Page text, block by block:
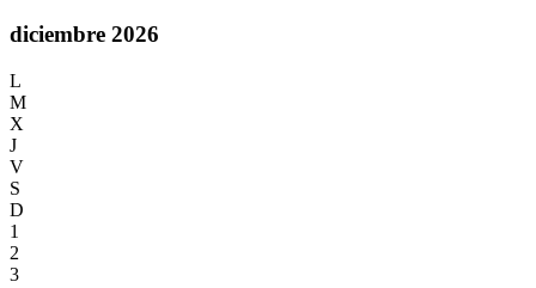
diciembre 2026
L
M
X
J
V
S
D
1
2
3